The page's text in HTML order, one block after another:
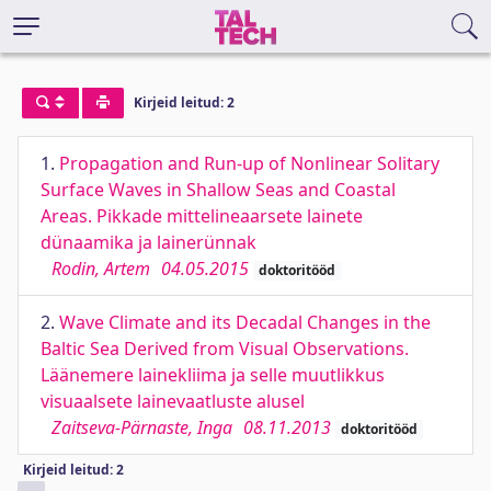
Kirjeid leitud: 2
1. Propagation and Run-up of Nonlinear Solitary
Surface Waves in Shallow Seas and Coastal
Areas. Pikkade mittelineaarsete lainete
dünaamika ja lainerünnak
Rodin, Artem 04.05.2015 doktoritööd
2. Wave Climate and its Decadal Changes in the
Baltic Sea Derived from Visual Observations.
Läänemere lainekliima ja selle muutlikkus
visuaalsete lainevaatluste alusel
Zaitseva-Pärnaste, Inga 08.11.2013 doktoritööd
Kirjeid leitud: 2